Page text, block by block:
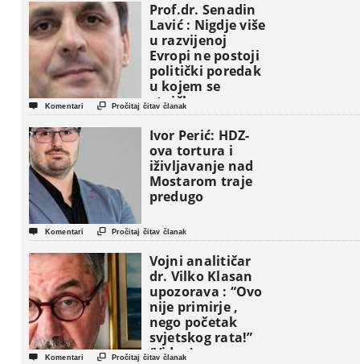
Prof.dr. Senadin
Lavić : Nigdje više
u razvijenoj
Evropi ne postoji
politički poredak
u kojem se
etničke grupe
pojavljuju kao
osnovne
političke jedinice
 Komentari  Pročitaj čitav članak
Ivor Perić: HDZ-
ova tortura i
iživljavanje nad
Mostarom traje
predugo
 Komentari  Pročitaj čitav članak
Vojni analitičar
dr. Vilko Klasan
upozorava : “Ovo
nije primirje ,
nego početak
svjetskog rata!”
(Video)
 Komentari  Pročitaj čitav članak